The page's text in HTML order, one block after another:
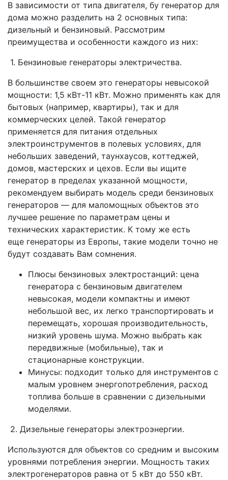
В зависимости от типа двигателя, бу генератор для
дома можно разделить на 2 основных типа:
дизельный и бензиновый. Рассмотрим
преимущества и особенности каждого из них:
1. Бензиновые генераторы электричества.
В большинстве своем это генераторы невысокой
мощности: 1,5 кВт-11 кВт. Можно применять как для
бытовых (например, квартиры), так и для
коммерческих целей. Такой генератор
применяется для питания отдельных
электроинструментов в полевых условиях, для
небольших заведений, таунхаусов, коттеджей,
домов, мастерских и цехов. Если вы ищите
генератор в пределах указанной мощности,
рекомендуем выбирать модель среди бензиновых
генераторов — для маломощных объектов это
лучшее решение по параметрам цены и
технических характеристик. К тому же есть
еще генераторы из Европы, такие модели точно не
будут создавать Вам сомнения.
Плюсы бензиновых электростанций: цена
генератора с бензиновым двигателем
невысокая, модели компактны и имеют
небольшой вес, их легко транспортировать и
перемещать, хорошая производительность,
низкий уровень шума. Можно выбрать как
передвижные (мобильные), так и
стационарные конструкции.
Минусы: подходит только для инструментов с
малым уровнем энергопотребления, расход
топлива больше в сравнении с дизельными
моделями.
2. Дизельные генераторы электроэнергии.
Используются для объектов со средним и высоким
уровнями потребления энергии. Мощность таких
электрогенераторов равна от 5 кВт до 550 кВт.